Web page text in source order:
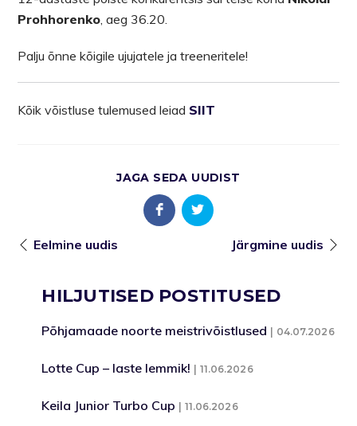
Prohhorenko, aeg 36.20.
Palju õnne kõigile ujujatele ja treeneritele!
Kõik võistluse tulemused leiad SIIT
JAGA SEDA UUDIST
Eelmine uudis Järgmine uudis
HILJUTISED POSTITUSED
Põhjamaade noorte meistrivõistlused 04.07.2026
Lotte Cup – laste lemmik! 11.06.2026
Keila Junior Turbo Cup 11.06.2026